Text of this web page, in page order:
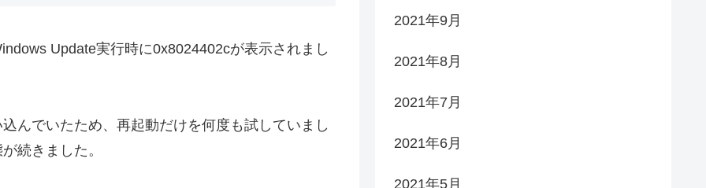
Update実行時に0x8024402cが表示されまし
んでいたため、再起動だけを何度も試していまし
続きました。
2021年9月
2021年8月
2021年7月
2021年6月
2021年5月